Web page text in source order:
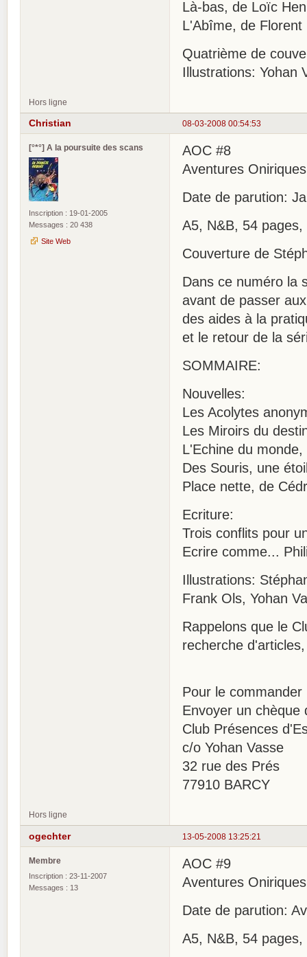
Là-bas, de Loïc
L'Abîme, de Florent
Quatrième de
Illustrations: Yohan
Hors ligne
08-03-2008 00:54:53
Christian
[°*°] A la poursuite des scans
Inscription : 19-01-2005
Messages : 20 438
Site Web
AOC #8
Aventures
Date de parution:
A5, N&B, 54 pages,
Couverture de
Dans ce numéro la
avant de passer
des aides à la
et le retour de la
SOMMAIRE:
Nouvelles:
Les Acolytes
Les Miroirs du
L'Echine du
Des Souris, une
Place nette, de
Ecriture:
Trois conflits pour
Ecrire comme...
Illustrations:
Frank Ols, Yohan
Rappelons que le
recherche
Pour le commander
Envoyer un chèque
Club Présences
c/o Yohan Vasse
32 rue des Prés
77910 BARCY
Hors ligne
13-05-2008 13:25:21
ogechter
Membre
Inscription : 23-11-2007
Messages : 13
AOC #9
Aventures
Date de parution:
A5, N&B, 54 pages,